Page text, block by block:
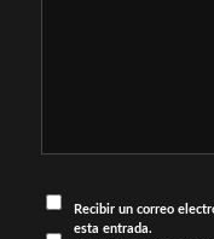
Recibir un correo
esta entrada.